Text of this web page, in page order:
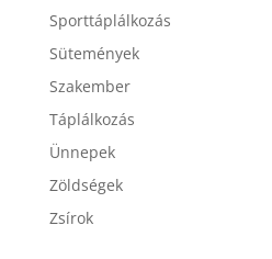
Sporttáplálkozás
Sütemények
Szakember
Táplálkozás
Ünnepek
Zöldségek
Zsírok